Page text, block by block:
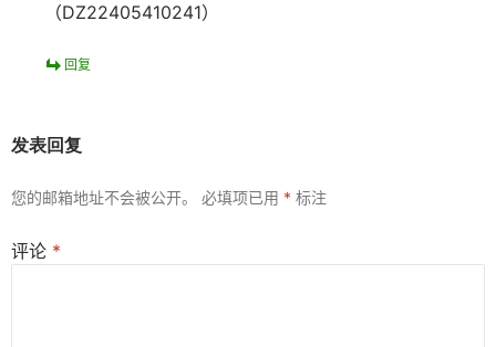
（DZ22405410241）
回复
发表回复
您的邮箱地址不会被公开。 必填项已用 * 标注
评论 *